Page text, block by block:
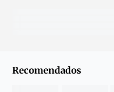
Recomendados